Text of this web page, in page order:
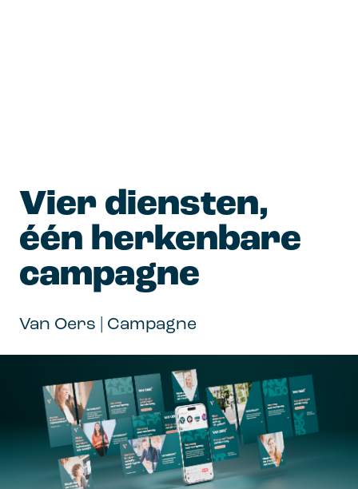
Vier diensten,
één herkenbare
campagne
Van Oers | Campagne